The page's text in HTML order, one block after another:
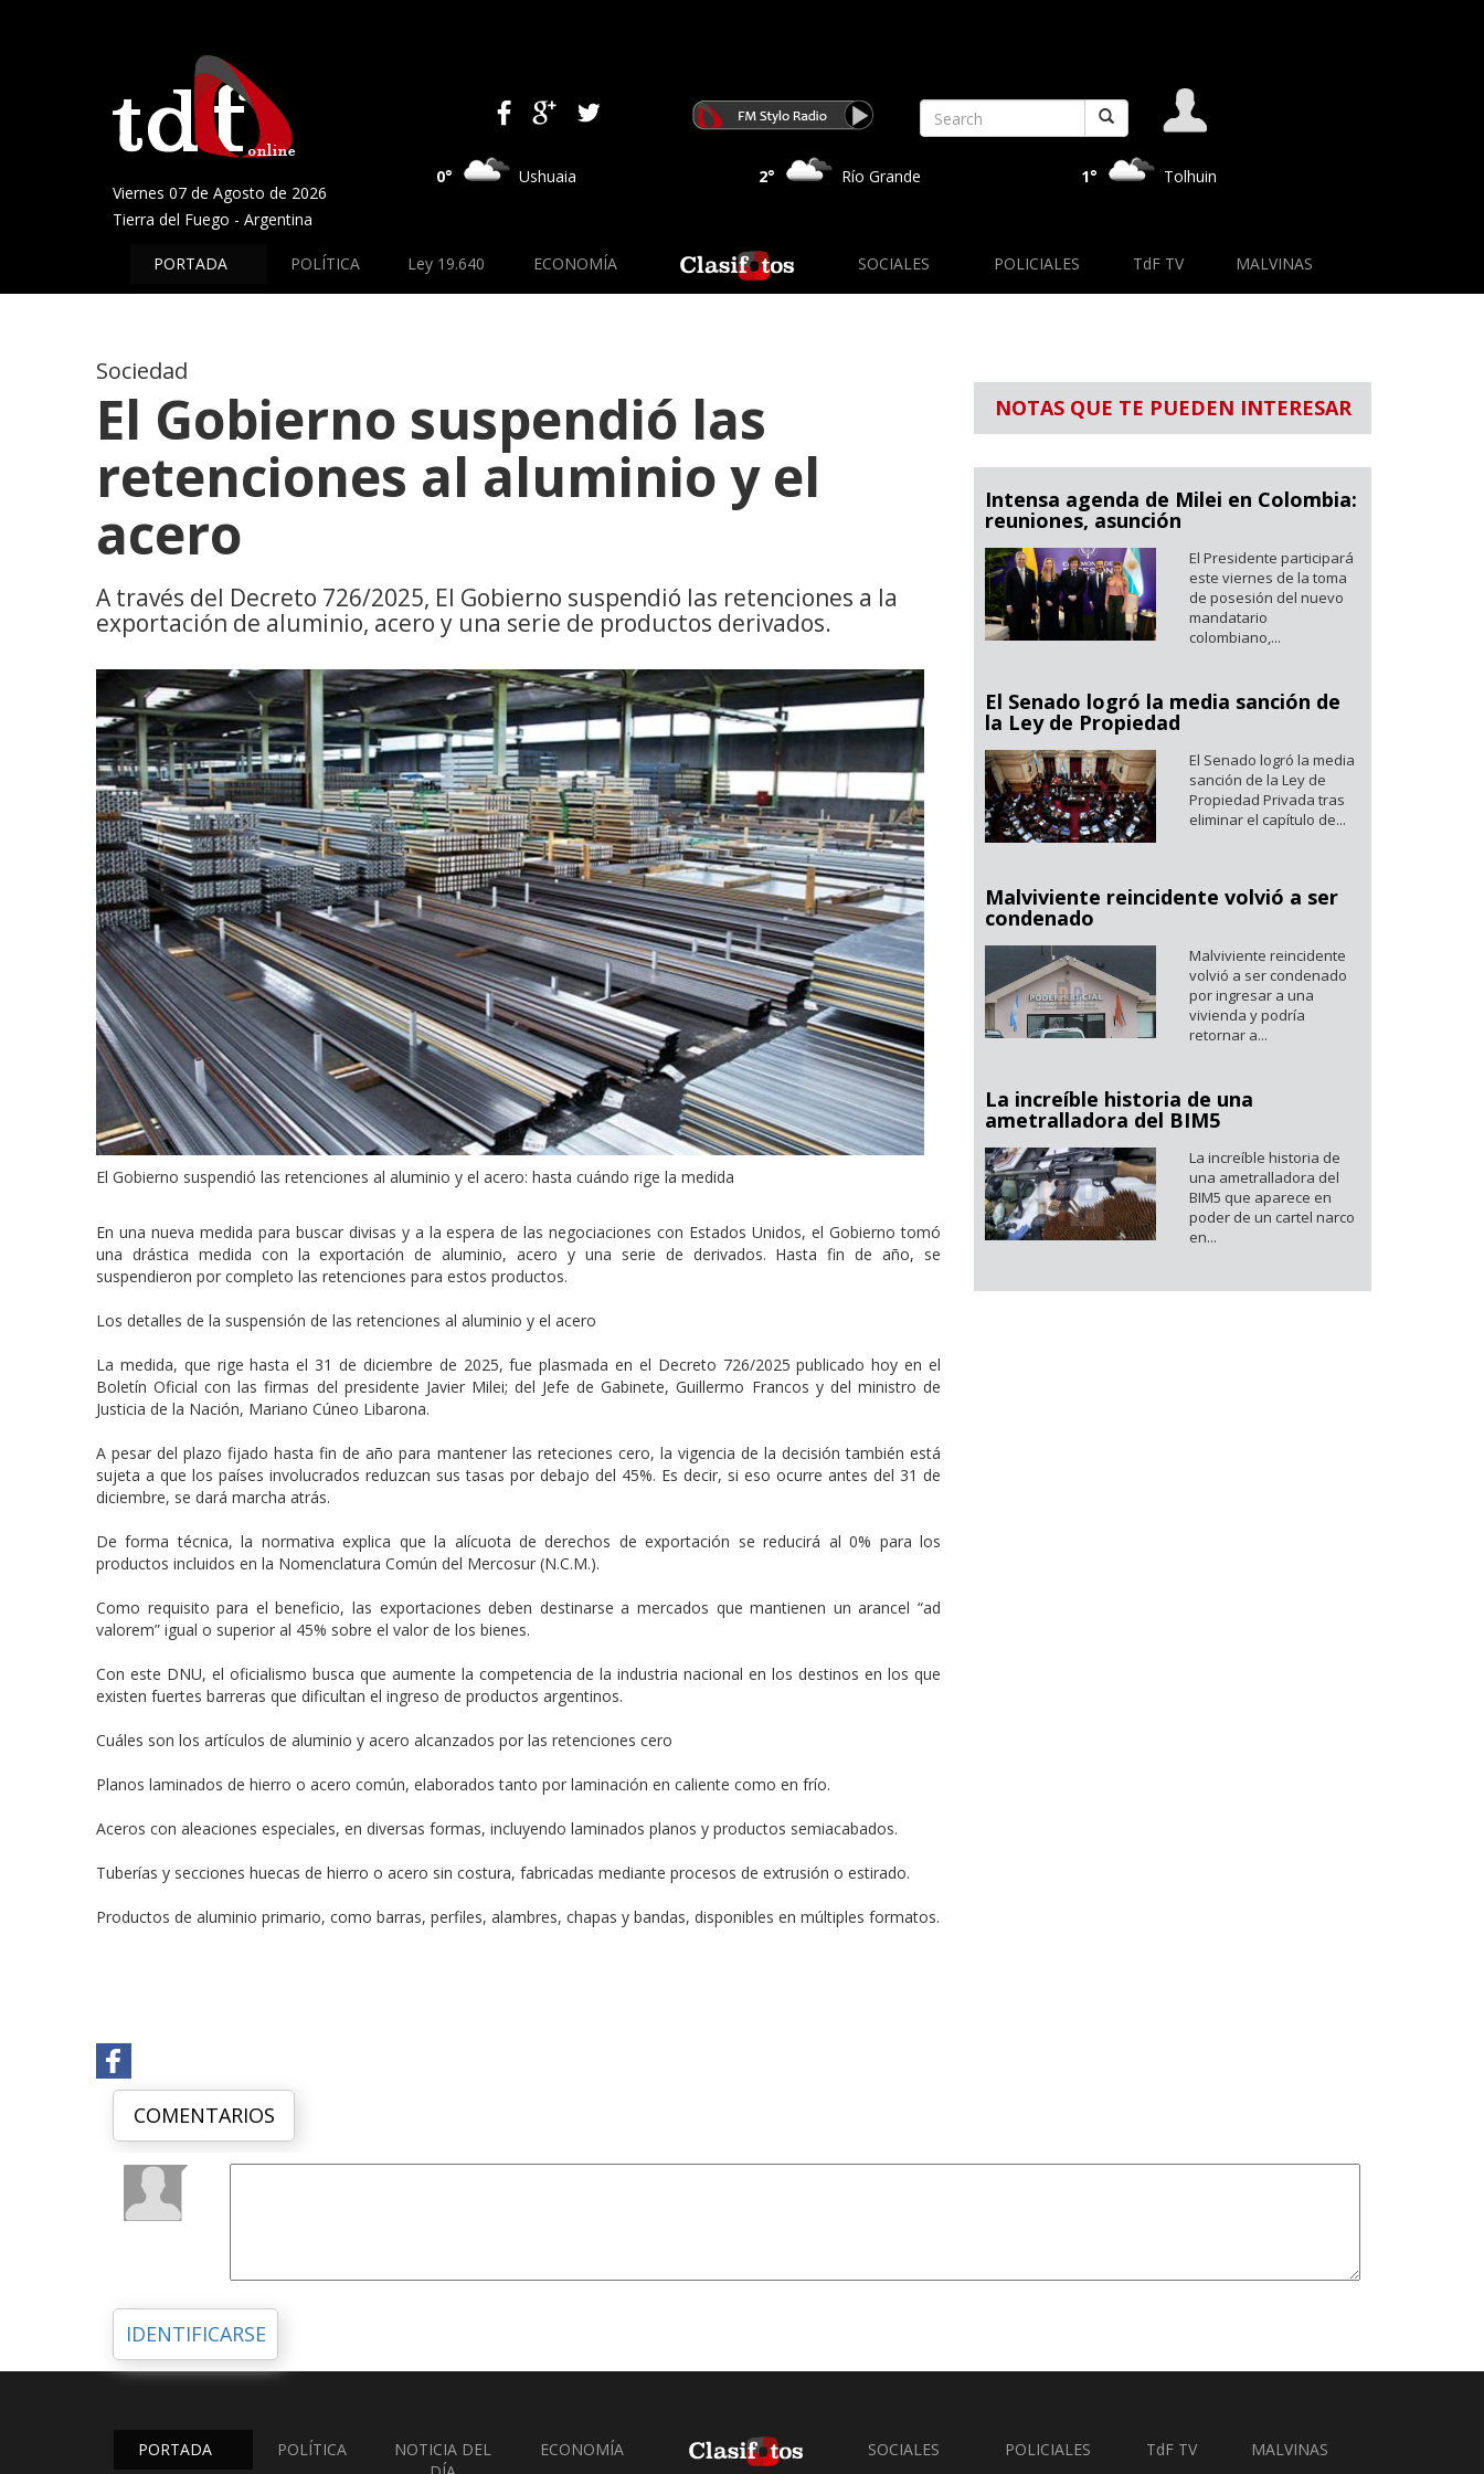
Viernes 07 de Agosto de 2026
Tierra del Fuego - Argentina
0° Ushuaia 2° Río Grande 1° Tolhuin
PORTADA POLÍTICA Ley 19.640 ECONOMÍA SOCIALES POLICIALES TdF TV MALVINAS
Sociedad
El Gobierno suspendió las
retenciones al aluminio y el
acero
A través del Decreto 726/2025, El Gobierno suspendió las retenciones a la
exportación de aluminio, acero y una serie de productos derivados.
El Gobierno suspendió las retenciones al aluminio y el acero: hasta cuándo rige la medida
En una nueva medida para buscar divisas y a la espera de las negociaciones con Estados Unidos, el Gobierno tomó
una drástica medida con la exportación de aluminio, acero y una serie de derivados. Hasta fin de año, se
suspendieron por completo las retenciones para estos productos.
Los detalles de la suspensión de las retenciones al aluminio y el acero
La medida, que rige hasta el 31 de diciembre de 2025, fue plasmada en el Decreto 726/2025 publicado hoy en el
Boletín Oficial con las firmas del presidente Javier Milei; del Jefe de Gabinete, Guillermo Francos y del ministro de
Justicia de la Nación, Mariano Cúneo Libarona.
A pesar del plazo fijado hasta fin de año para mantener las reteciones cero, la vigencia de la decisión también está
sujeta a que los países involucrados reduzcan sus tasas por debajo del 45%. Es decir, si eso ocurre antes del 31 de
diciembre, se dará marcha atrás.
De forma técnica, la normativa explica que la alícuota de derechos de exportación se reducirá al 0% para los
productos incluidos en la Nomenclatura Común del Mercosur (N.C.M.).
Como requisito para el beneficio, las exportaciones deben destinarse a mercados que mantienen un arancel “ad
valorem” igual o superior al 45% sobre el valor de los bienes.
Con este DNU, el oficialismo busca que aumente la competencia de la industria nacional en los destinos en los que
existen fuertes barreras que dificultan el ingreso de productos argentinos.
Cuáles son los artículos de aluminio y acero alcanzados por las retenciones cero
Planos laminados de hierro o acero común, elaborados tanto por laminación en caliente como en frío.
Aceros con aleaciones especiales, en diversas formas, incluyendo laminados planos y productos semiacabados.
Tuberías y secciones huecas de hierro o acero sin costura, fabricadas mediante procesos de extrusión o estirado.
Productos de aluminio primario, como barras, perfiles, alambres, chapas y bandas, disponibles en múltiples formatos.
NOTAS QUE TE PUEDEN INTERESAR
Intensa agenda de Milei en Colombia:
reuniones, asunción
El Presidente participará
este viernes de la toma
de posesión del nuevo
mandatario
colombiano,...
El Senado logró la media sanción de
la Ley de Propiedad
El Senado logró la media
sanción de la Ley de
Propiedad Privada tras
eliminar el capítulo de...
Malviviente reincidente volvió a ser
condenado
Malviviente reincidente
volvió a ser condenado
por ingresar a una
vivienda y podría
retornar a...
La increíble historia de una
ametralladora del BIM5
La increíble historia de
una ametralladora del
BIM5 que aparece en
poder de un cartel narco
en...
COMENTARIOS
IDENTIFICARSE
PORTADA POLÍTICA
NOTICIA DEL
ECONOMÍA SOCIALES POLICIALES TdF TV MALVINAS